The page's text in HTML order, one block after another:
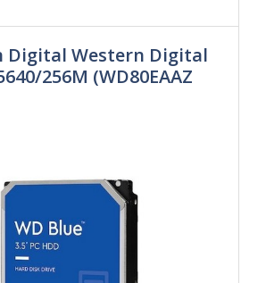
Digital Western Digital
256M (WD80EAAZ